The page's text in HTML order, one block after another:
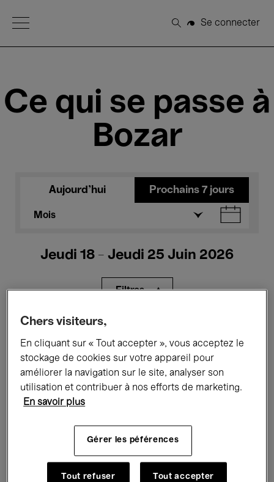
Open Menu
Rechercher
Se connecter
Ce qui se passe à
Bozar
Aujourd'hui Prochains 7 jours
Mois
Jeudi 18 - Jeudi 25 Juin 2026
Filtres
Expositions Films Performances
Rencontres & Débats Jazz
Musique électronique
Chers visiteurs,
En cliquant sur « Tout accepter », vous acceptez le
stockage de cookies sur votre appareil pour
améliorer la navigation sur le site, analyser son
utilisation et contribuer à nos efforts de marketing.
En savoir plus
Gérer les péférences
Tout refuser Tout accepter